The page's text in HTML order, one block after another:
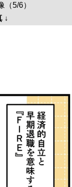
5/6）
↓